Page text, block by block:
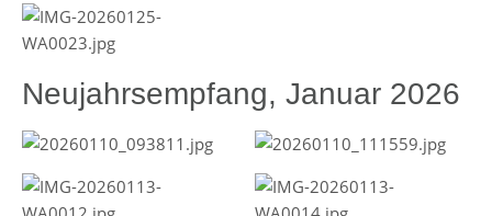
Neujahrsempfang, Januar 2026